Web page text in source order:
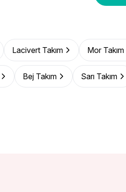
Lacivert Takım Mor Takım
Bej Takım Sarı Takım